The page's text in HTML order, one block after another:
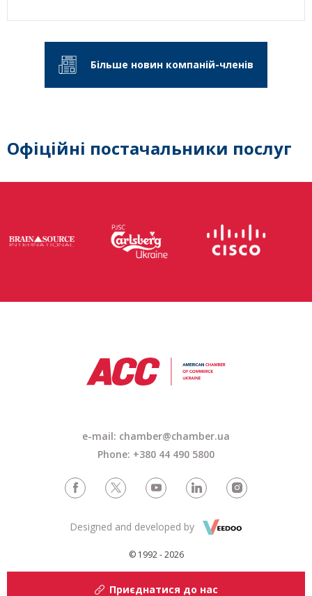
Більше новин компаній-членів
Офіційні постачальники послуг
e-mail: chamber@chamber.ua
Phone: +380 44 490 5800
© 1992 - 2026
Designed and developed by
Приєднатися до нас